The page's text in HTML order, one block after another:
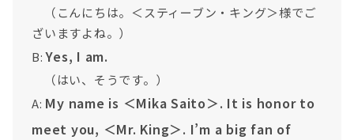
（こんにちは。＜スティーブン・キング＞様でご
ざいますよね。）
B:Yes, I am.
（はい、そうです。）
A: My name is ＜Mika Saito＞. It is honor to
meet you, ＜Mr. King＞. I’m a big fan of